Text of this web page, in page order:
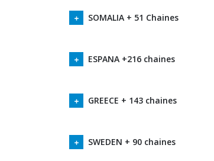
SOMALIA + 51 Chaines
ESPANA +216 chaines
GREECE + 143 chaines
SWEDEN + 90 chaines